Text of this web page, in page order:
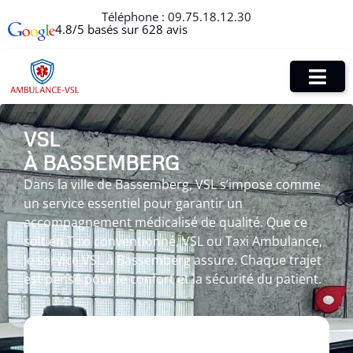
Téléphone : 09.75.18.12.30
4.8/5 basés sur 628 avis
VSL
À BASSEMBERG
Dans la ville de Bassemberg, VSL s’impose comme
un service essentiel pour garantir un
accompagnement médicalisé de qualité. Que ce
soit en Taxi conventionné, VSL ou Taxi Ambulance,
le service VSL à Bassemberg assure. Chaque trajet
est pensé pour le confort et la sécurité du patient.